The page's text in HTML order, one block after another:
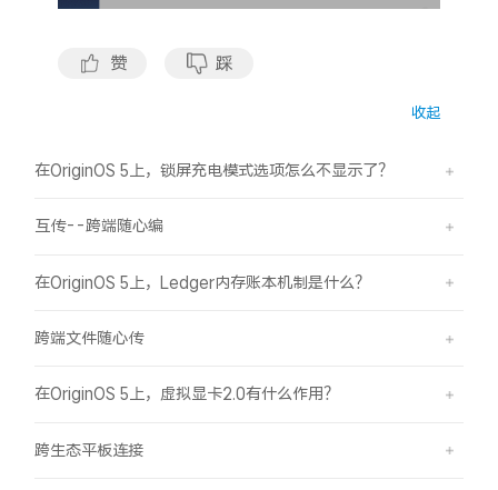
X300 Pro
S30 Pro mini
Y60
Y500 Pro
iQOO Z11
vivo 头戴降噪耳机 vivo TWS 5e
赞 踩
收起
在OriginOS 5上，锁屏充电模式选项怎么不显示了？
互传--跨端随心编
在OriginOS 5上，Ledger内存账本机制是什么？
跨端文件随心传
在OriginOS 5上，虚拟显卡2.0有什么作用？
跨生态平板连接